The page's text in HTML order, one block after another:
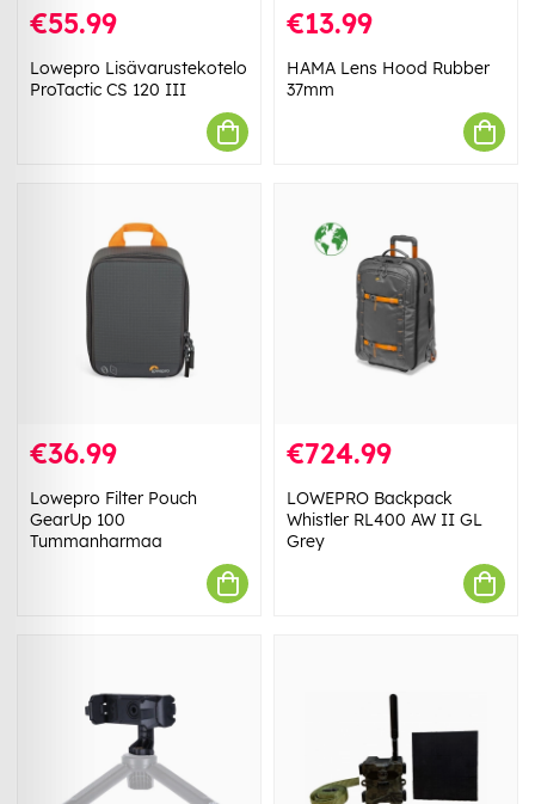
€55.99
Lowepro Lisävarustekotelo
ProTactic CS 120 III
€13.99
HAMA Lens Hood Rubber
37mm
€36.99
Lowepro Filter Pouch
GearUp 100
Tummanharmaa
€724.99
LOWEPRO Backpack
Whistler RL400 AW II GL
Grey